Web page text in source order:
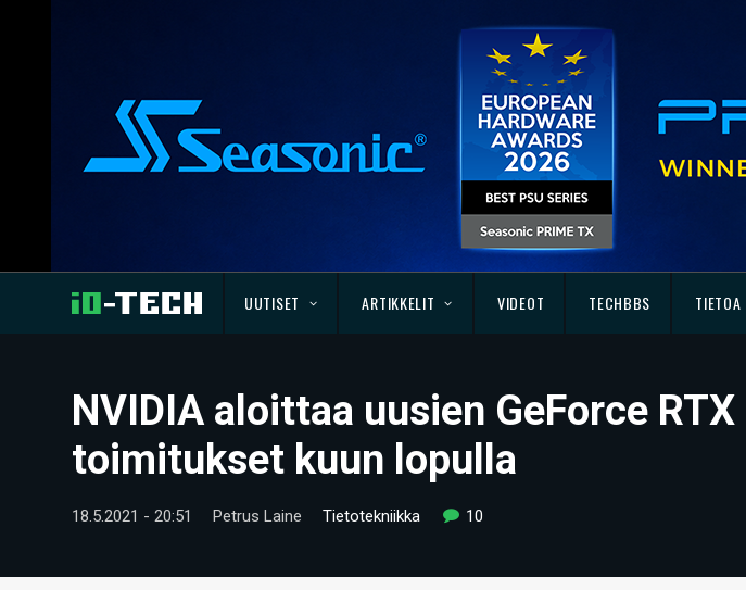
UUTISET ARTIKKELIT VIDEOT TECHBBS TIETOA
NVIDIA aloittaa uusien GeForce
toimitukset kuun lopulla
18.5.2021 - 20:51 Petrus Laine Tietotekniikka 10